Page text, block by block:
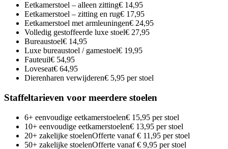
Eetkamerstoel – alleen zitting€ 14,95
Eetkamerstoel – zitting en rug€ 17,95
Eetkamerstoel met armleuningen€ 24,95
Volledig gestoffeerde luxe stoel€ 27,95
Bureaustoel€ 14,95
Luxe bureaustoel / gamestoel€ 19,95
Fauteuil€ 54,95
Loveseat€ 64,95
Dierenharen verwijderen€ 5,95 per stoel
Staffeltarieven voor meerdere stoelen
6+ eenvoudige eetkamerstoelen€ 15,95 per stoel
10+ eenvoudige eetkamerstoelen€ 13,95 per stoel
20+ zakelijke stoelenOfferte vanaf € 11,95 per stoel
50+ zakelijke stoelenOfferte vanaf € 9,95 per stoel